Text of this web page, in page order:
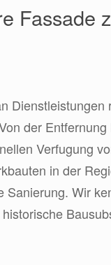
Fassade
Dienstleistungen
der
Verfugung
in der
Wir